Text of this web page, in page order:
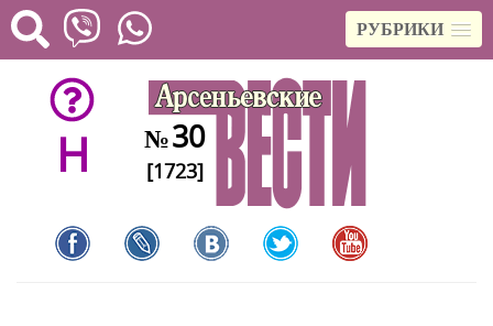
РУБРИКИ
H №30
[1723]